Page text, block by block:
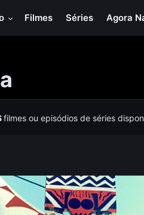
Filmes Séries Agora
filmes ou episódios de séries